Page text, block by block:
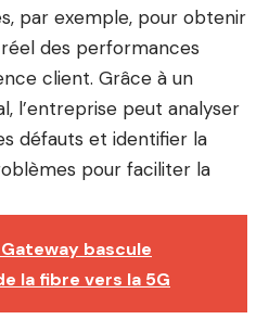
par exemple, pour obtenir
des performances
client. Grâce à un
l’entreprise peut analyser
défauts et identifier la
pour faciliter la
bascule
la fibre vers la 5G